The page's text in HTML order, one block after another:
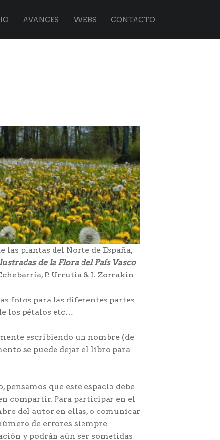
AVANCES WEBS CONTACTO
las plantas del Norte de España,
de la Flora del País Vasco
P. Urrutia & I. Zorrakin
fotos para las diferentes partes
los pétalos etc…
escribiendo un nombre (de
se puede dejar el libro para
que este espacio debe
compartir. Para participar en el
del autor en ellas, o comunicar
de errores siempre
y podrán aún ser sometidas